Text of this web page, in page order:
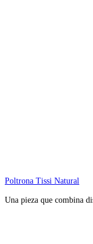
Poltrona Tissi Natural
Una pieza que combina